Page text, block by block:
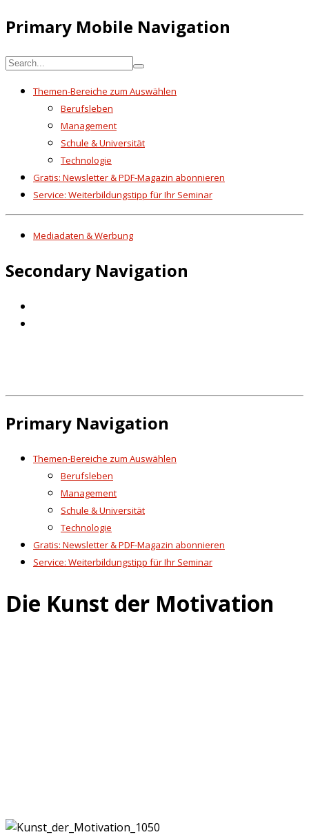
Primary Mobile Navigation
Themen-Bereiche zum Auswählen
Berufsleben
Management
Schule & Universität
Technologie
Gratis: Newsletter & PDF-Magazin abonnieren
Service: Weiterbildungstipp für Ihr Seminar
Mediadaten & Werbung
Secondary Navigation
Primary Navigation
Themen-Bereiche zum Auswählen
Berufsleben
Management
Schule & Universität
Technologie
Gratis: Newsletter & PDF-Magazin abonnieren
Service: Weiterbildungstipp für Ihr Seminar
Die Kunst der Motivation